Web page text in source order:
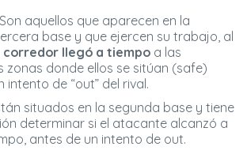
Son aquellos que aparecen en la
base y que ejercen su trabajo, al
corredor llegó a tiempo a las
zonas donde ellos se sitúan (safe)
intento de “out” del rival.
situados en la segunda base y tiene
determinar si el atacante alcanzó a
antes de un intento de out.